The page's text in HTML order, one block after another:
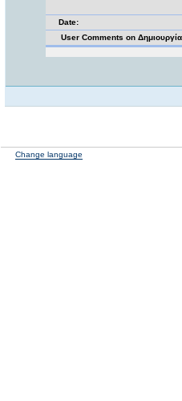
Date:
User Comments on
Change language